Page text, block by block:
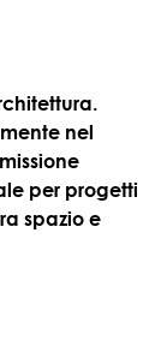
nel
per progetti
spazio e